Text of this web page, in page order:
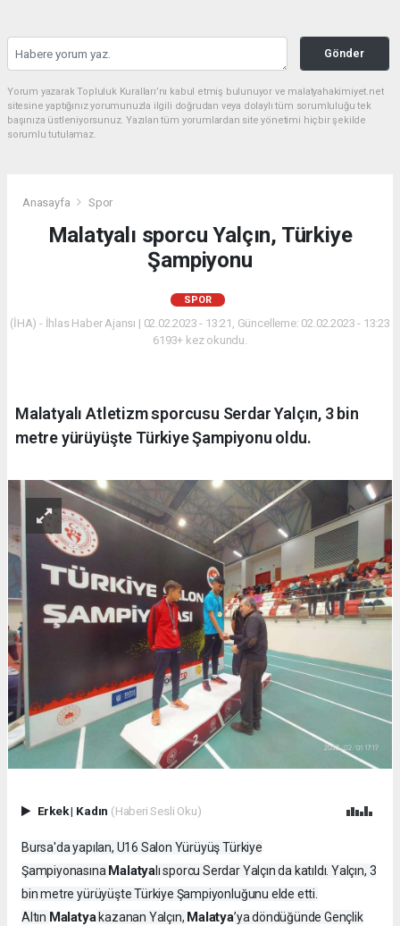
Gönder
Yorum yazarak Topluluk Kuralları’nı kabul etmiş bulunuyor ve malatyahakimiyet.net
sitesine yaptığınız yorumunuzla ilgili doğrudan veya dolaylı tüm sorumluluğu tek
başınıza üstleniyorsunuz. Yazılan tüm yorumlardan site yönetimi hiçbir şekilde
sorumlu tutulamaz.
Anasayfa Spor
Malatyalı sporcu Yalçın, Türkiye
Şampiyonu
SPOR
(İHA) - İhlas Haber Ajansı | 02.02.2023 - 13:21, Güncelleme: 02.02.2023 - 13:23
6193+ kez okundu.
Malatyalı Atletizm sporcusu Serdar Yalçın, 3 bin
metre yürüyüşte Türkiye Şampiyonu oldu.
Erkek| Kadın (Haberi Sesli Oku)
Bursa'da yapılan, U16 Salon Yürüyüş Türkiye
Şampiyonasına Malatyalı sporcu Serdar Yalçın da katıldı. Yalçın, 3
bin metre yürüyüşte Türkiye Şampiyonluğunu elde etti.
Altın Malatyakazanan Yalçın, Malatya’ya döndüğünde Gençlik